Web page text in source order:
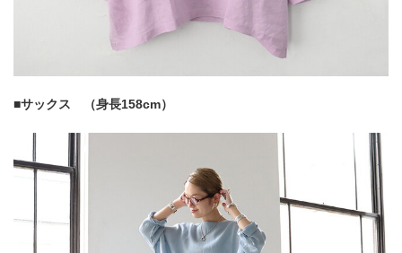
■サックス （身長158cm）